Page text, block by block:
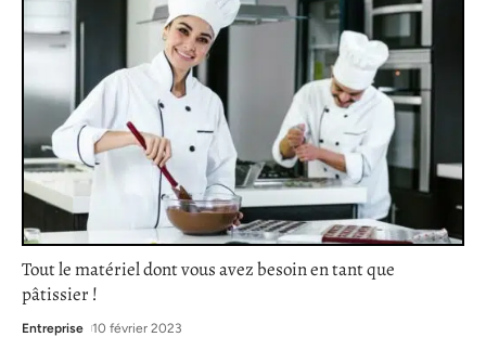
Tout le matériel dont vous avez besoin en tant que
pâtissier !
Entreprise 10 février 2023